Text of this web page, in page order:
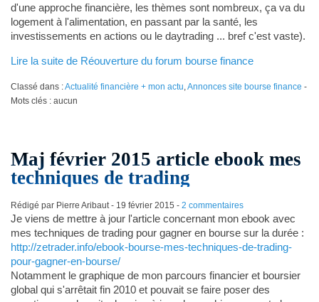
d'une approche financière, les thèmes sont nombreux, ça va du
logement à l'alimentation, en passant par la santé, les
investissements en actions ou le daytrading ... bref c'est vaste).
Lire la suite de Réouverture du forum bourse finance
Classé dans :Actualité financière + mon actu Annonces site bourse finance -
Mots clés : aucun
Maj février 2015 article ebook mes
techniques de trading
Rédigé par Pierre Aribaut - 19 février 2015 - 2 commentaires
Je viens de mettre à jour l'article concernant mon ebook avec
mes techniques de trading pour gagner en bourse sur la durée :
http://zetrader.info/ebook-bourse-mes-techniques-de-trading-
pour-gagner-en-bourse/
Notamment le graphique de mon parcours financier et boursier
global qui s'arrêtait fin 2010 et pouvait se faire poser des